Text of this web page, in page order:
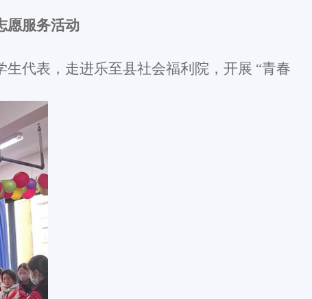
愿服务活动
代表，走进乐至县社会福利院，开展 “青春